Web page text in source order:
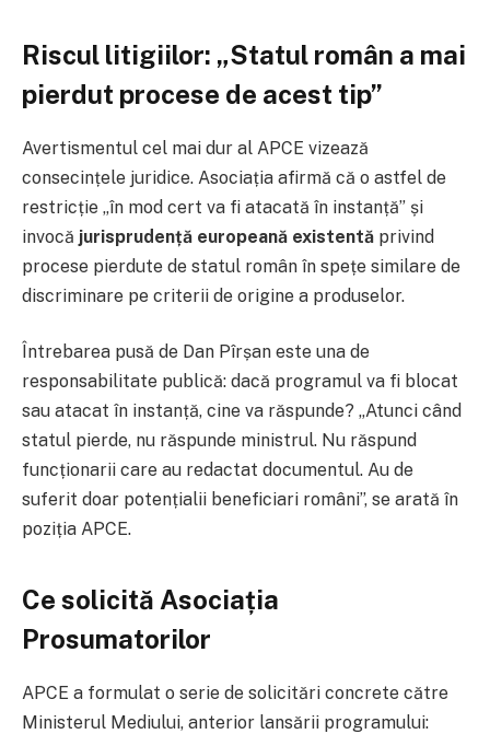
Riscul litigiilor: „Statul român a mai
pierdut procese de acest tip”
Avertismentul cel mai dur al APCE vizează
consecințele juridice. Asociația afirmă că o astfel de
restricție „în mod cert va fi atacată în instanță” și
invocă jurisprudență europeană existentă privind
procese pierdute de statul român în spețe similare de
discriminare pe criterii de origine a produselor.
Întrebarea pusă de Dan Pîrșan este una de
responsabilitate publică: dacă programul va fi blocat
sau atacat în instanță, cine va răspunde? „Atunci când
statul pierde, nu răspunde ministrul. Nu răspund
funcționarii care au redactat documentul. Au de
suferit doar potențialii beneficiari români”, se arată în
poziția APCE.
Ce solicită Asociația
Prosumatorilor
APCE a formulat o serie de solicitări concrete către
Ministerul Mediului, anterior lansării programului: